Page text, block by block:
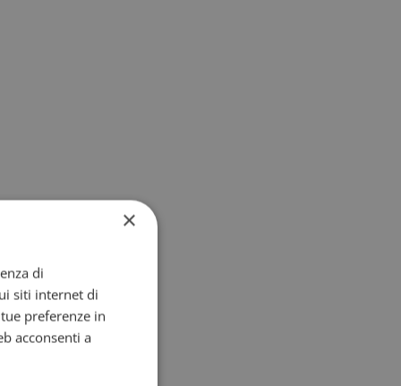
×
di
siti internet di
preferenze in
acconsenti a